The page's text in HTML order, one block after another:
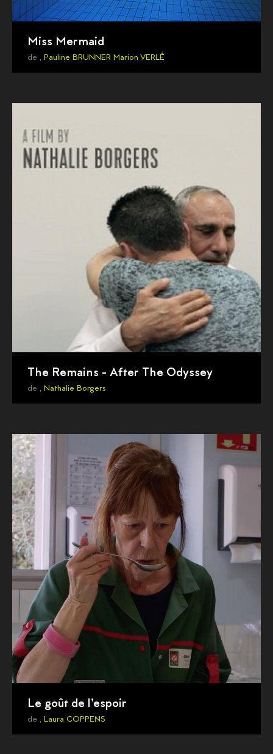
Miss Mermaid
de , Pauline BRUNNER Marion VERLÉ
The Remains - After The Odyssey
de , Nathalie Borgers
Le goût de l'espoir
de , Laura COPPENS